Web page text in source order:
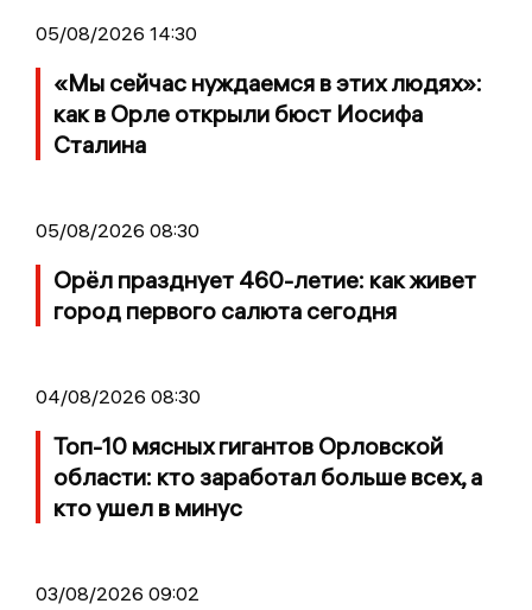
05/08/2026 14:30
«Мы сейчас нуждаемся в этих людях»:
как в Орле открыли бюст Иосифа
Сталина
05/08/2026 08:30
Орёл празднует 460-летие: как живет
город первого салюта сегодня
04/08/2026 08:30
Топ-10 мясных гигантов Орловской
области: кто заработал больше всех, а
кто ушел в минус
03/08/2026 09:02